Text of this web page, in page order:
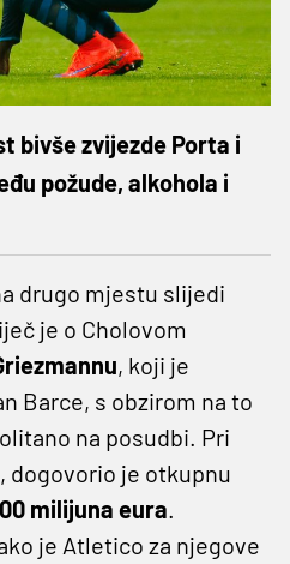
bivše zvijezde Porta i
požude, alkohola i
drugo mjestu slijedi
je o Cholovom
, koji je
Barce, s obzirom na to
na posudbi. Pri
dogovorio je otkupnu
milijuna eura.
je Atletico za njegove